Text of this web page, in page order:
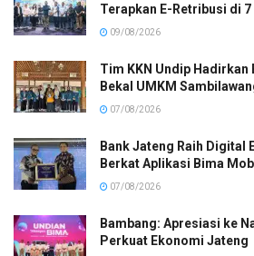
Terapkan E-Retribusi di
09/08/2026
Tim KKN Undip Hadirkan
Bekal UMKM
07/08/2026
Bank Jateng Raih Digital
Berkat Aplikasi Bima
07/08/2026
Bambang: Apresiasi ke
Perkuat Ekonomi Jateng